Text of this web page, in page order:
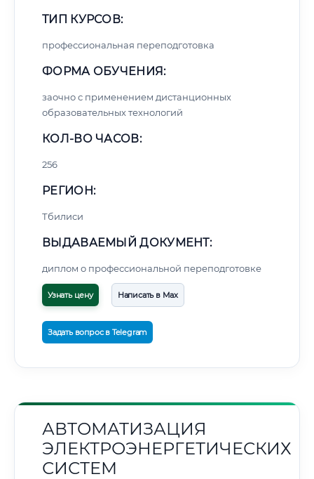
ТИП КУРСОВ:
профессиональная переподготовка
ФОРМА ОБУЧЕНИЯ:
заочно с применением дистанционных
образовательных технологий
КОЛ-ВО ЧАСОВ:
256
РЕГИОН:
Тбилиси
ВЫДАВАЕМЫЙ ДОКУМЕНТ:
диплом о профессиональной переподготовке
Узнать цену Написать в Max
Задать вопрос в Telegram
АВТОМАТИЗАЦИЯ
ЭЛЕКТРОЭНЕРГЕТИЧЕСКИХ
СИСТЕМ